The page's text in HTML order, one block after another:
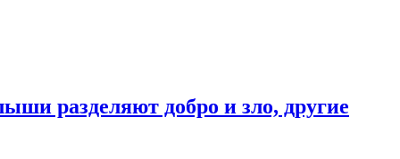
разделяют добро и зло, другие